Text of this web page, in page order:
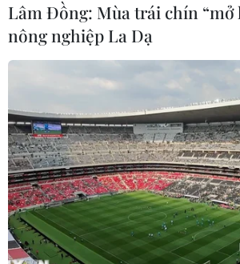
Nga quyết định bán cho
săn đêm" chết chóc
18/03/2016 08:48
Hãng tin Interfax ngày 18/3 dẫn
quan quản lý xuất khẩu vũ khí Nga
Lâm Đồng: Mùa trái chín “mở
nông nghiệp La Dạ